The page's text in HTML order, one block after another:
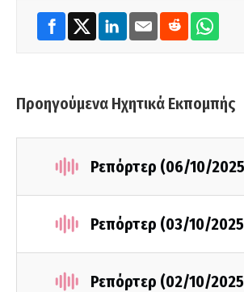
Προηγούμενα Ηχητικά Εκπομπής
Ρεπόρτερ (06/10/
Ρεπόρτερ (03/10/
Ρεπόρτερ (02/10/